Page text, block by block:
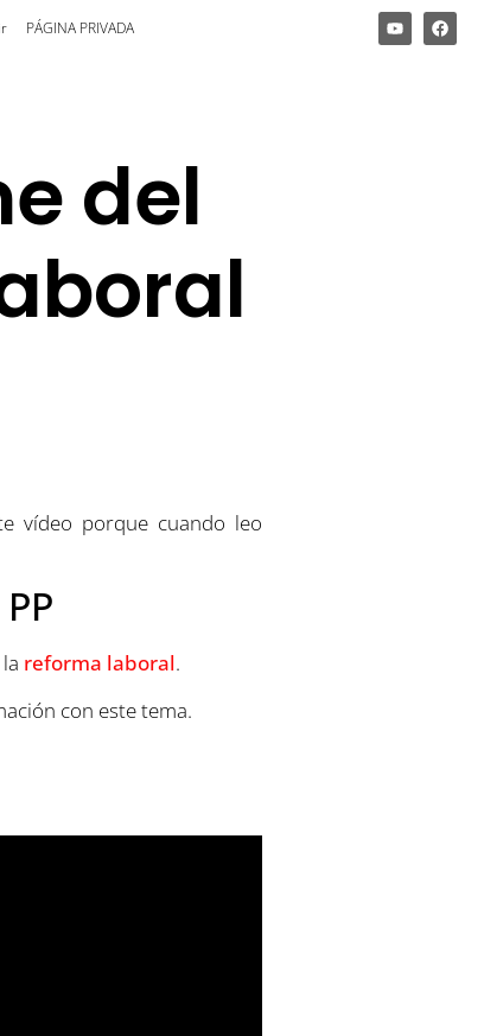
PÁGINA PRIVADA
del
vídeo porque cuando leo
reforma laboral.
con este tema.